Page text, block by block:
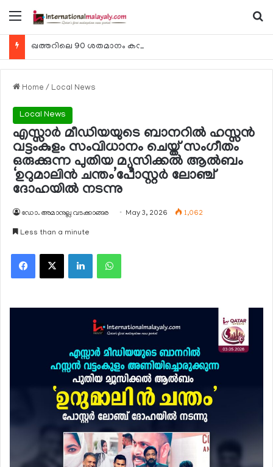
Menu
Home / Local News
Local News
എസ്സാര്‍ മീഡിയയുടെ ബാനറില്‍ ഹസ്സന്‍
വട്ടംകുളം സംവിധാനം ചെയ്ത് സംഗീതം
ഒരുക്കുന്ന പുതിയ മ്യൂസിക്കല്‍ ആല്‍ബം
‘ഉറുമാലിന്‍ ചന്തം’പോസ്റ്റര്‍ ലോഞ്ച്
ദോഹയില്‍ നടന്നു
ഡോ. അമാനുല്ല വടക്കാങ്ങര May 3, 2026 1,062
Less than a minute
Facebook
X LinkedInWhatsApp